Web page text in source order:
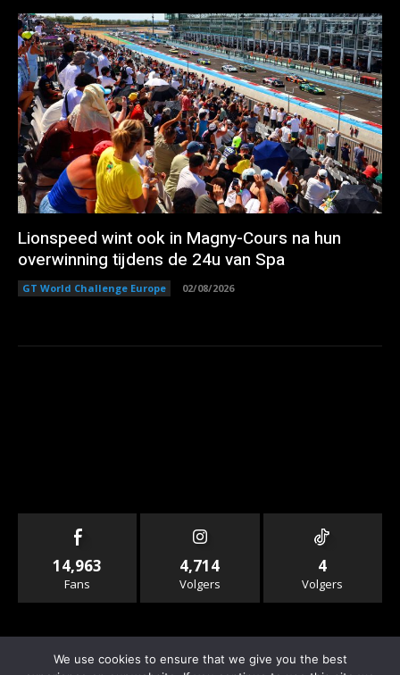
Lionspeed wint ook in Magny-Cours na hun
overwinning tijdens de 24u van Spa
GT World Challenge Europe 02/08/2026
14,963
Fans
4,714
Volgers
4
Volgers
We use cookies to ensure that we give you the best